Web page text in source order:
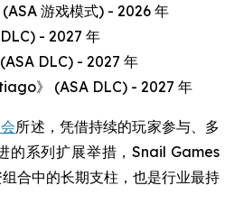
(ASA 游戏模式) - 2026 年
- 2027 年
DLC) - 2027 年
》 (ASA DLC) - 2027 年
所述，凭借持续的玩家参与、多
的系列扩展举措，Snail Games
合中的长期支柱，也是行业最持